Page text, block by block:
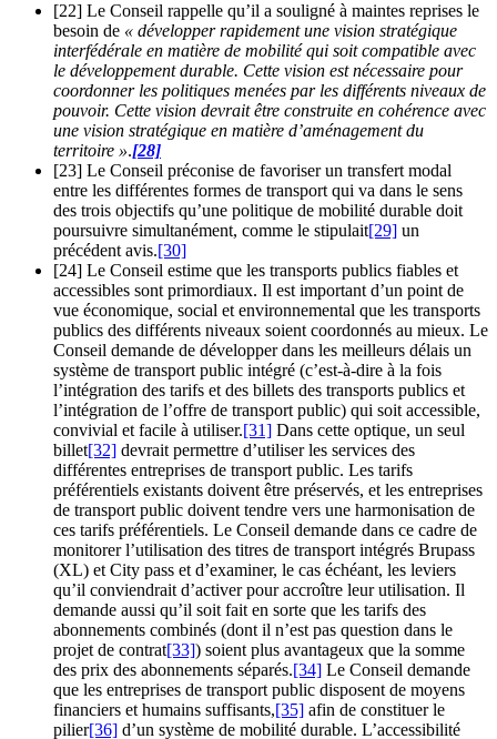
[22] Le Conseil rappelle qu’il a souligné à maintes reprises le
besoin de « développer rapidement une vision stratégique
interfédérale en matière de mobilité qui soit compatible avec
le développement durable. Cette vision est nécessaire pour
coordonner les politiques menées par les différents niveaux de
pouvoir. Cette vision devrait être construite en cohérence avec
une vision stratégique en matière d’aménagement du
territoire ».[28]
[23] Le Conseil préconise de favoriser un transfert modal
entre les différentes formes de transport qui va dans le sens
des trois objectifs qu’une politique de mobilité durable doit
poursuivre simultanément, comme le stipulait[29] un
précédent avis.[30]
[24] Le Conseil estime que les transports publics fiables et
accessibles sont primordiaux. Il est important d’un point de
vue économique, social et environnemental que les transports
publics des différents niveaux soient coordonnés au mieux. Le
Conseil demande de développer dans les meilleurs délais un
système de transport public intégré (c’est-à-dire à la fois
l’intégration des tarifs et des billets des transports publics et
l’intégration de l’offre de transport public) qui soit accessible,
convivial et facile à utiliser.[31] Dans cette optique, un seul
billet[32] devrait permettre d’utiliser les services des
différentes entreprises de transport public. Les tarifs
préférentiels existants doivent être préservés, et les entreprises
de transport public doivent tendre vers une harmonisation de
ces tarifs préférentiels. Le Conseil demande dans ce cadre de
monitorer l’utilisation des titres de transport intégrés Brupass
(XL) et City pass et d’examiner, le cas échéant, les leviers
qu’il conviendrait d’activer pour accroître leur utilisation. Il
demande aussi qu’il soit fait en sorte que les tarifs des
abonnements combinés (dont il n’est pas question dans le
projet de contrat[33]) soient plus avantageux que la somme
des prix des abonnements séparés.[34] Le Conseil demande
que les entreprises de transport public disposent de moyens
financiers et humains suffisants,[35] afin de constituer le
pilier[36] d’un système de mobilité durable. L’accessibilité